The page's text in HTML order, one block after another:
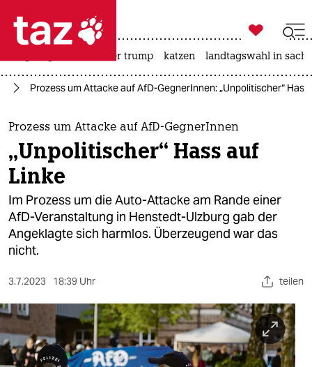
 taz zahl ich
taz zahl ich
themen
politik
öko
gesellschaft
kultur
sport
berlin
nord

taz zahl ich
usa unter trump katzen landtagswahl in
Prozess um Attacke auf AfD-GegnerInnen: „Unpolitischer“
Prozess um Attacke auf AfD-GegnerInnen
„Unpolitischer“ Hass auf
Linke
Im Prozess um die Auto-Attacke am Rande einer
AfD-Veranstaltung in Henstedt-Ulzburg gab der
Angeklagte sich harmlos. Überzeugend war das
nicht.
3.7.2023 18:39 Uhr teilen